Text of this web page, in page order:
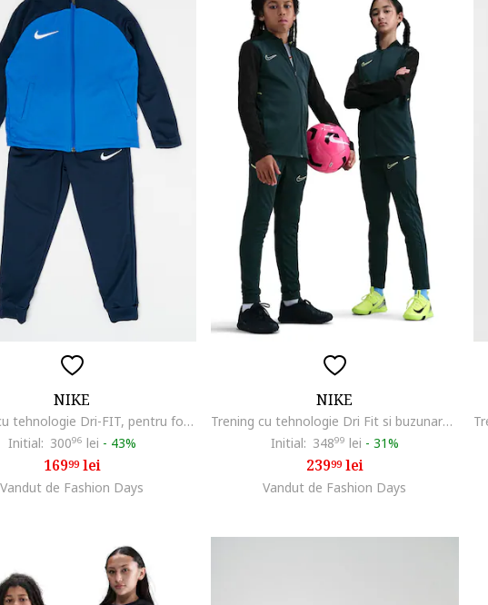
NIKE
Trening cu tehnologie Dri-FIT, pentru fotbal Academy, Albastru royal/Bleumarin
Initial: 30096 lei - 43%
16999lei
Vandut de Fashion Days
NIKE
Trening cu tehnologie Dri Fit si buzunare pentru fotbal, Negru/Verde persan
Initial: 34899 lei - 31%
23999lei
Vandut de Fashion Days